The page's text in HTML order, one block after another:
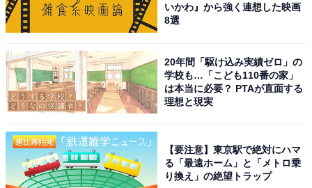
いかわ』から強く連想した映画
8選
20年間「駆け込み実績ゼロ」の
学校も…「こども110番の家」
は本当に必要？ PTAが直面する
理想と現実
【要注意】東京駅で絶対にハマ
る「最遠ホーム」と「メトロ乗
り換え」の絶望トラップ